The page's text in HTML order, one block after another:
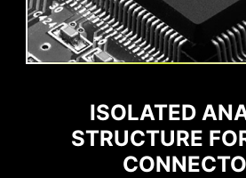
Alokasi
secara
ISOLATED
STRUCTURE